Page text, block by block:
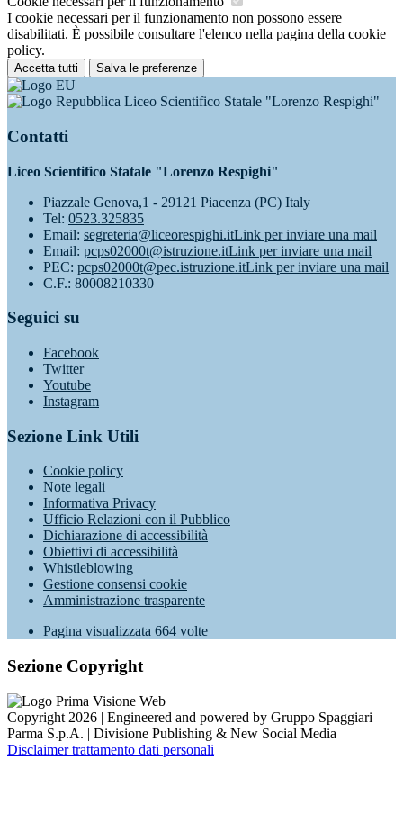
I cookie necessari per il funzionamento non possono essere
disabilitati. È possibile consultare l'elenco nella pagina della cookie
policy.
Accetta tutti Salva le preferenze
Liceo Scientifico Statale "Lorenzo Respighi"
Contatti
Liceo Scientifico Statale "Lorenzo Respighi"
Piazzale Genova,1 - 29121 Piacenza (PC) Italy
Tel: 0523.325835
Email: segreteria@liceorespighi.itLink per inviare una mail
Email: pcps02000t@istruzione.itLink per inviare una mail
PEC: pcps02000t@pec.istruzione.itLink per inviare una mail
C.F.: 80008210330
Seguici su
Facebook
Twitter
Youtube
Instagram
Sezione Link Utili
Cookie policy
Note legali
Informativa Privacy
Ufficio Relazioni con il Pubblico
Dichiarazione di accessibilità
Obiettivi di accessibilità
Whistleblowing
Gestione consensi cookie
Amministrazione trasparente
Pagina visualizzata 664 volte
Sezione Copyright
Copyright 2026 | Engineered and powered by Gruppo Spaggiari
Parma S.p.A. | Divisione Publishing & New Social Media
Disclaimer trattamento dati personali